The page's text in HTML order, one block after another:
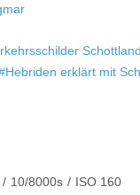
Schottland
erklärt mit
/ 10/8000s / ISO 160